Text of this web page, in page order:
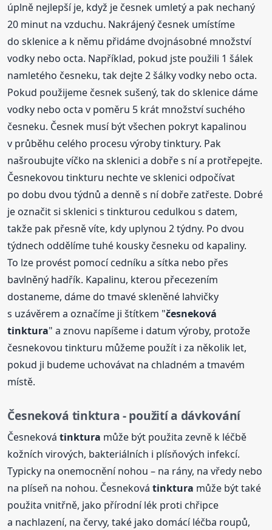
úplně nejlepší je, když je česnek umletý a pak nechaný
20 minut na vzduchu. Nakrájený česnek umístíme
do sklenice a k němu přidáme dvojnásobné množství
vodky nebo octa. Například, pokud jste použili 1 šálek
namletého česneku, tak dejte 2 šálky vodky nebo octa.
Pokud použijeme česnek sušený, tak do sklenice dáme
vodky nebo octa v poměru 5 krát množství suchého
česneku. Česnek musí být všechen pokryt kapalinou
v průběhu celého procesu výroby tinktury. Pak
našroubujte víčko na sklenici a dobře s ní a protřepejte.
Česnekovou tinkturu nechte ve sklenici odpočívat
po dobu dvou týdnů a denně s ní dobře zatřeste. Dobré
je označit si sklenici s tinkturou cedulkou s datem,
takže pak přesně víte, kdy uplynou 2 týdny. Po dvou
týdnech oddělíme tuhé kousky česneku od kapaliny.
To lze provést pomocí cedníku a sítka nebo přes
bavlněný hadřík. Kapalinu, kterou přecezením
dostaneme, dáme do tmavé skleněné lahvičky
s uzávěrem a označíme ji štítkem "česneková
tinktura" a znovu napíšeme i datum výroby, protože
česnekovou tinkturu můžeme použít i za několik let,
pokud ji budeme uchovávat na chladném a tmavém
místě.
Česneková tinktura- použití a dávkování
Česnekovátinktura může být použita zevně k léčbě
kožních virových, bakteriálních i plísňových infekcí.
Typicky na onemocnění nohou – na rány, na vředy nebo
na plíseň na nohou. Česnekovátinktura může být také
použita vnitřně, jako přírodní lék proti chřipce
a nachlazení, na červy, také jako domácí léčba roupů,